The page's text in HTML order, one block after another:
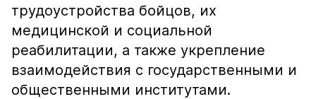
трудоустройства бойцов, их
медицинской и социальной
реабилитации, а также укрепление
взаимодействия с государственными и
общественными институтами.